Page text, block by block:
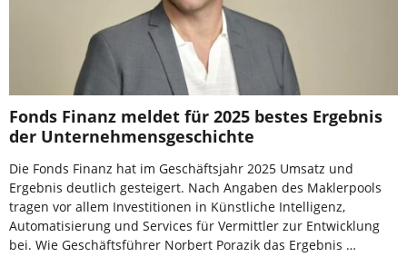
Fonds Finanz meldet für 2025 bestes Ergebnis
der Unternehmensgeschichte
Die Fonds Finanz hat im Geschäftsjahr 2025 Umsatz und
Ergebnis deutlich gesteigert. Nach Angaben des Maklerpools
tragen vor allem Investitionen in Künstliche Intelligenz,
Automatisierung und Services für Vermittler zur Entwicklung
bei. Wie Geschäftsführer Norbert Porazik das Ergebnis …